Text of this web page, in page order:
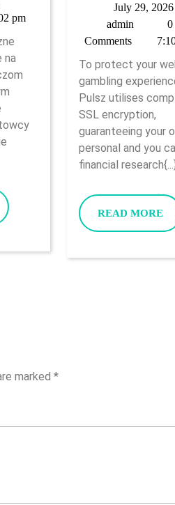
Stacjonarnych
Kasyn
Internetowych,
Gracz
Ktorzy
Polski
Ukonczone
Osiemnasty
2026
pm
na
July 29, 2026
admin
0
Comments
To protect your
gambling
Pulsz utilises
SSL encryption,
guaranteeing your
personal and you
financial
READ MORE
marked *